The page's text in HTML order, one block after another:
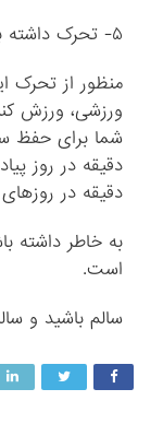
۵- تحرک داشته باشید.
ورزشی، ورزش
دقیقه در
به خاطر داشته
است.
سالم باشید و